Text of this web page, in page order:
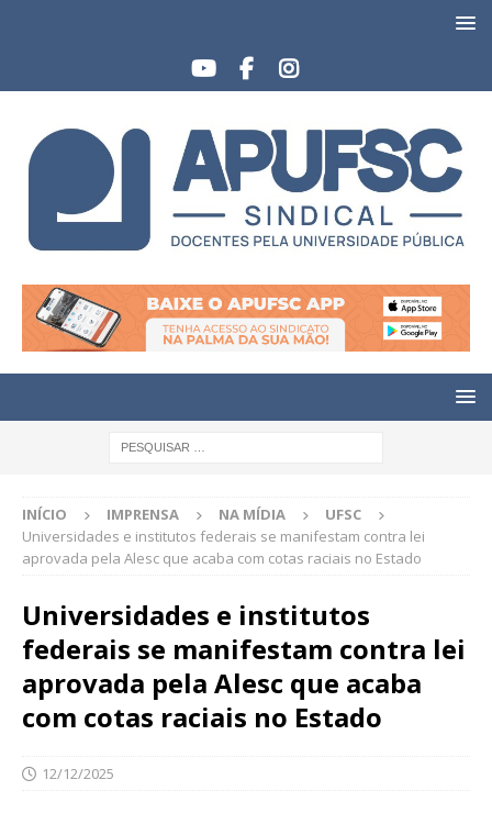
INÍCIO IMPRENSA NA MÍDIA
UFSC
Universidades e institutos federais se manifestam contra lei
aprovada pela Alesc que acaba com cotas raciais no Estado
Universidades e institutos
federais se manifestam contra lei
aprovada pela Alesc que acaba
com cotas raciais no Estado
12/12/2025